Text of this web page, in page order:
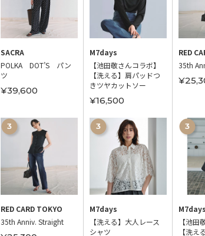
SACRA
POLKA DOT’S パン
ツ
¥39,600
RED CARD TOKYO
35th Anniv. Straight
M7days
【池田敬さんコラボ】
【洗える】肩パッドつ
きツヤカットソー
¥16,500
M7days
【洗える】大人レース
シャツ
RED
35th
【池田
【洗え